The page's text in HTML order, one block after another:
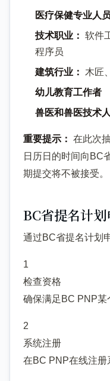
医疗保健专业人员
技术职业： 软件
程序员
建筑行业：
木匠
幼儿教育工作者
兽医和兽医技术
重要提示： 在此次
日历日的时间向BC
期提交将不被接受。
BC省提名计
通过BC省提名计划
1
检查资格
确保满足BC PNP某
2
系统注册
在BC PNP在线注